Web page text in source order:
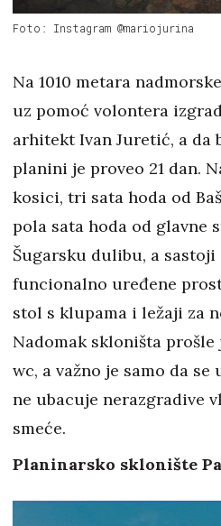
Foto: Instagram @mariojurina
Na 1010 metara
uz pomoć volontera
arhitekt Ivan Juretić, a da
planini je proveo 21 dan.
kosici, tri sata hoda od
pola sata hoda od glavne
Šugarsku dulibu, a sastoji
funcionalno uređene
stol s klupama i ležaji za
Nadomak skloništa
wc, a važno je samo da se
ne ubacuje nerazgradive
smeće.
Planinarsko sklonište